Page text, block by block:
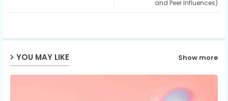
and Peer Influences)
YOU MAY LIKE Show more